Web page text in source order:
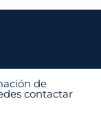
de
contactar